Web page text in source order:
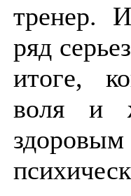
тренер.
ряд
итоге,
воля и